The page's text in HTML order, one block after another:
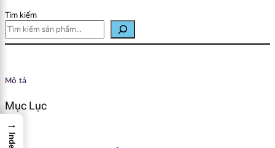
Tìm kiếm
Mô tả
Mục Lục
→
Index